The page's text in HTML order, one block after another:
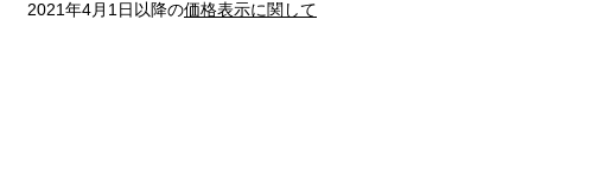
2021年4月1日以降の価格表示に関して